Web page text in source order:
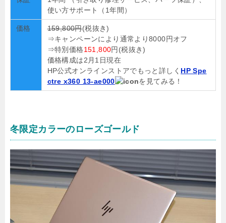
使い方サポート（1年間）
価格 159,800円(税抜き)
⇒キャンペーンにより通常より8000円オフ
⇒特別価格151,800円(税抜き)
価格構成は2月1日現在
HP公式オンラインストアでもっと詳しく HP Spe
ctre x360 13-ae000
を見てみる！
冬限定カラーのローズゴールド